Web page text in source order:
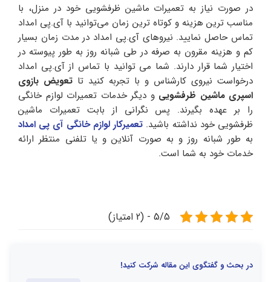
در صورت نیاز به تعمیرات ماشین ظرفشویی خود در منزل، با
مناسب‌ ترین هزینه و کوتاه‌ ترین زمان می‌توانید با آی.پی امداد
تماس حاصل نمایید. نیروهای آی.پی امداد در مدت زمان بسیار
کم و هزینه مقرون به صرفه در طی شبانه روز به طور پیوسته در
اختیار شما قرار دارند. شما می توانید با تماس از آی.پی امداد
درخواست نیروی کارشناس و با تجربه کنید تا تعویض بازوی
اسپری ماشین ظرفشویی و دیگر خدمات تعمیرات لوازم خانگی
را بر عهده بگیرند. پس نگرانی از بابت تعمیرات ماشین
ظرفشویی خود نداشته باشید. تعمیرکار لوازم خانگی آی پی امداد
به طور شبانه روز و به صورت آنلاین و یا تلفنی منتظر ارائه
خدمات خود به شما است.
5/5 - (2 امتیاز)
در بحث و گفتگوی این مقاله شرکت کنید!